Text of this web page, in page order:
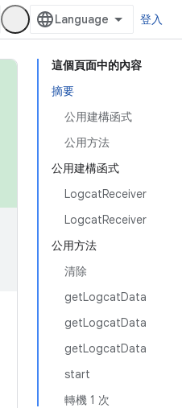
登入
這個頁面中的內容
摘要
公用建構函式
公用方法
公用建構函式
LogcatReceiver
LogcatReceiver
公用方法
清除
getLogcatData
getLogcatData
getLogcatData
start
轉機 1 次